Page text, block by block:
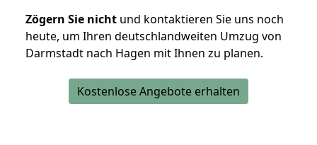
Zögern Sie nicht und kontaktieren Sie uns noch
heute, um Ihren deutschlandweiten Umzug von
Darmstadt nach Hagen mit Ihnen zu planen.
Kostenlose Angebote erhalten